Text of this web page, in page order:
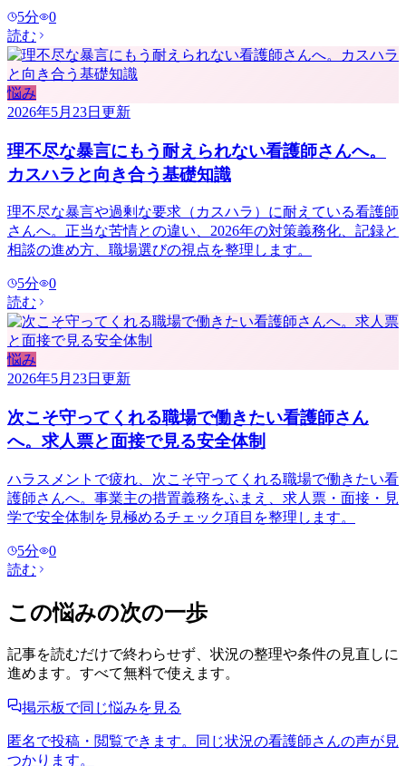
5分
0
読む
悩み
2026年5月23日 更新
理不尽な暴言にもう耐えられない看護師さんへ。
カスハラと向き合う基礎知識
理不尽な暴言や過剰な要求（カスハラ）に耐えている看護師
さんへ。正当な苦情との違い、2026年の対策義務化、記録と
相談の進め方、職場選びの視点を整理します。
5分
0
読む
悩み
2026年5月23日 更新
次こそ守ってくれる職場で働きたい看護師さん
へ。求人票と面接で見る安全体制
ハラスメントで疲れ、次こそ守ってくれる職場で働きたい看
護師さんへ。事業主の措置義務をふまえ、求人票・面接・見
学で安全体制を見極めるチェック項目を整理します。
5分
0
読む
この悩みの次の一歩
記事を読むだけで終わらせず、状況の整理や条件の見直しに
進めます。すべて無料で使えます。
掲示板で同じ悩みを見る
匿名で投稿・閲覧できます。同じ状況の看護師さんの声が見
つかります。